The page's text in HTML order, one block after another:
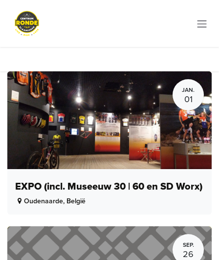
JAN.
01
EXPO (incl. Museeuw 30 | 60 en SD Worx)
Oudenaarde, België
SEP.
26